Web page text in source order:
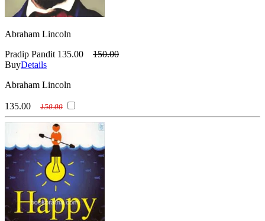
Abraham Lincoln
Pradip Pandit 135.00
150.00
BuyDetails
Abraham Lincoln
135.00 150.00